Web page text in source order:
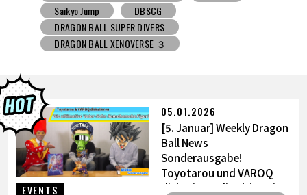
DBSCG
DRAGON BALL XENOVERSE ３
DRAGON BALL GEKISHIN SQUADRA
Grandista
DRAGON BALL: Sparking! ZERO
BANDAI
EVENTS
05.01.2026
[5. Januar] Weekly Dragon
Ball News
Sonderausgabe!
Toyotarou und VAROQ
diskutieren die ultimative